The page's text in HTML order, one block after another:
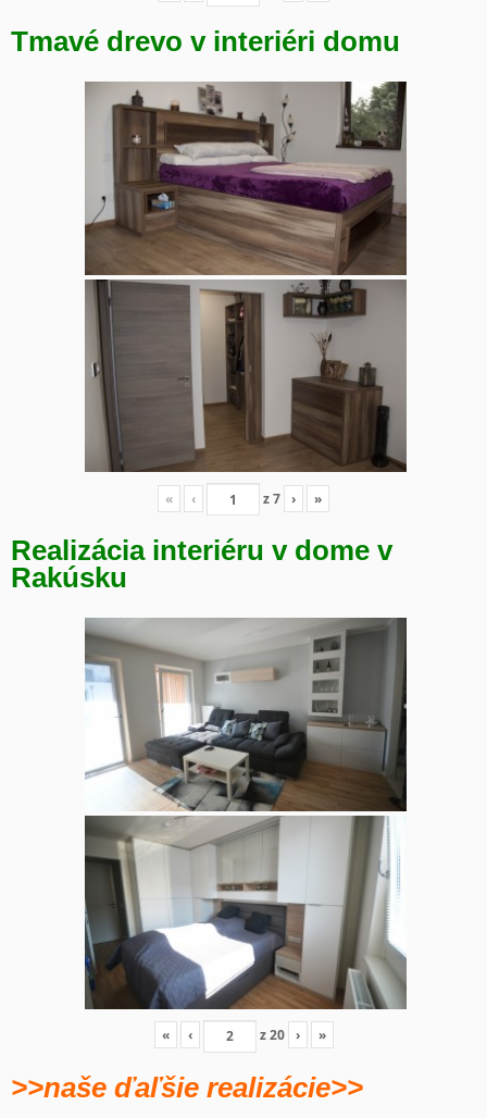
Tmavé drevo v interiéri domu
« ‹ z7 › »
Realizácia interiéru v dome v
Rakúsku
« ‹ z20 › »
>>naše ďaľšie realizácie>>